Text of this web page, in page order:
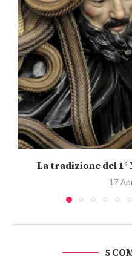
La tradizione del 1°
17
5